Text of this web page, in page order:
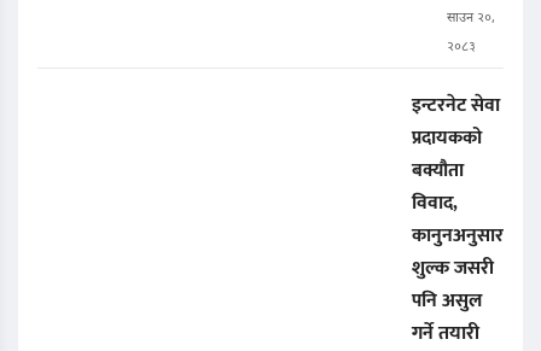
साउन २०,
२०८३
इन्टरनेट सेवा
प्रदायकको
बक्यौता
विवाद,
कानुनअनुसार
शुल्क जसरी
पनि असुल
गर्ने तयारी